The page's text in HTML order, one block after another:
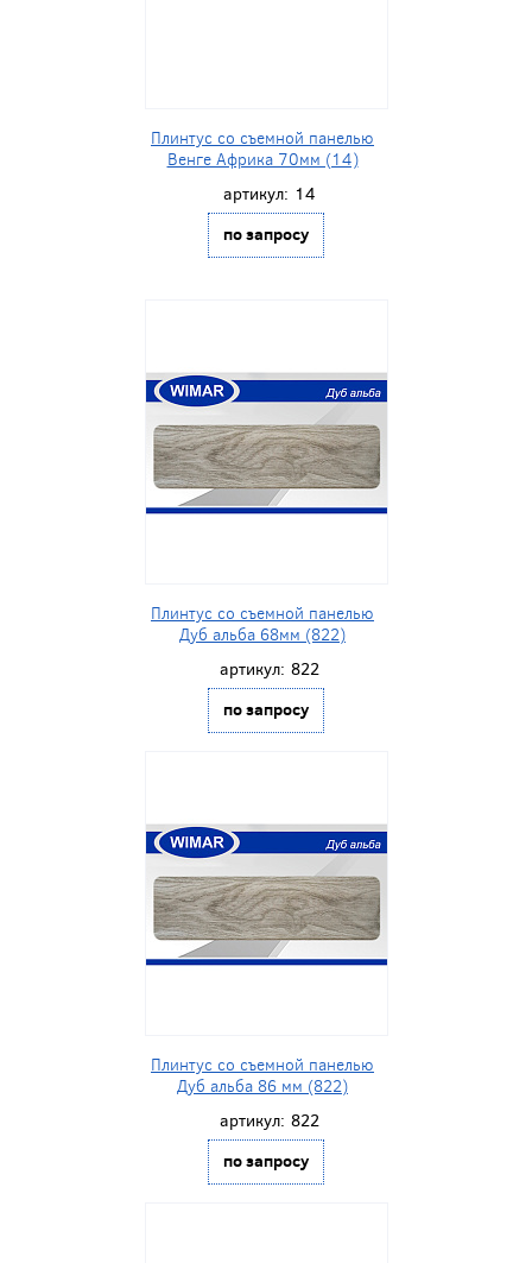
Плинтус со съемной панелью
Венге Африка 70мм (14)
артикул: 14
по запросу
Плинтус со съемной панелью
Дуб альба 68мм (822)
артикул: 822
по запросу
Плинтус со съемной панелью
Дуб альба 86 мм (822)
артикул: 822
по запросу